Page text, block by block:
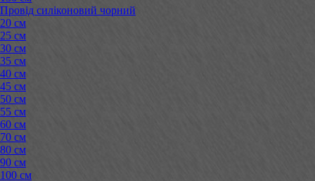
Провід силіконовий чорний
20 см
25 см
30 см
35 см
40 см
45 см
50 см
55 см
60 см
70 см
80 см
90 см
100 см